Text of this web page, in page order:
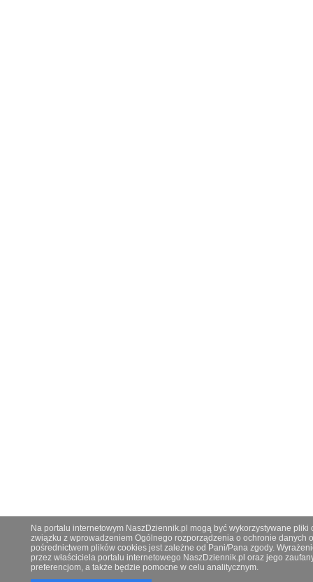
Na portalu internetowym NaszDziennik.pl mogą być wykorzystywane
związku z wprowadzeniem Ogólnego rozporządzenia o ochronie danych
pośrednictwem plików cookies jest zależne od Pani/Pana zgody.
przez właściciela portalu internetowego NaszDziennik.pl oraz jego
preferencjom, a także będzie pomocne w celu analitycznym.